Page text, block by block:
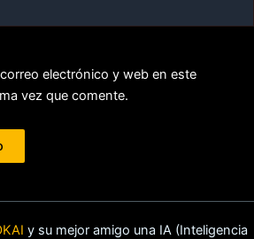
electrónico y web en este
vez que comente.
y su mejor amigo una IA (Inteligencia